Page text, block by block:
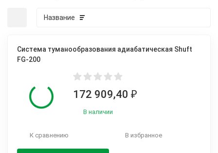
Название
покупателей
Система туманообразования адиабатическая Shuft
FG-200
172 909,40 ₽
В наличии
К сравнению В избранное